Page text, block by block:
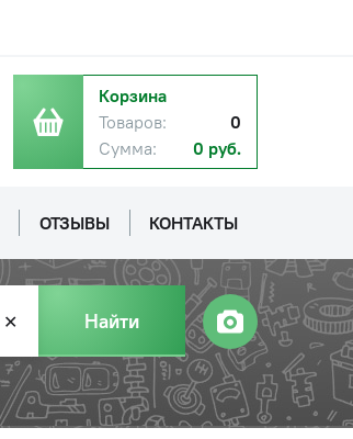
Корзина
Товаров:
0
Сумма:
0 руб.
ОТЗЫВЫ КОНТАКТЫ
✕ Найти